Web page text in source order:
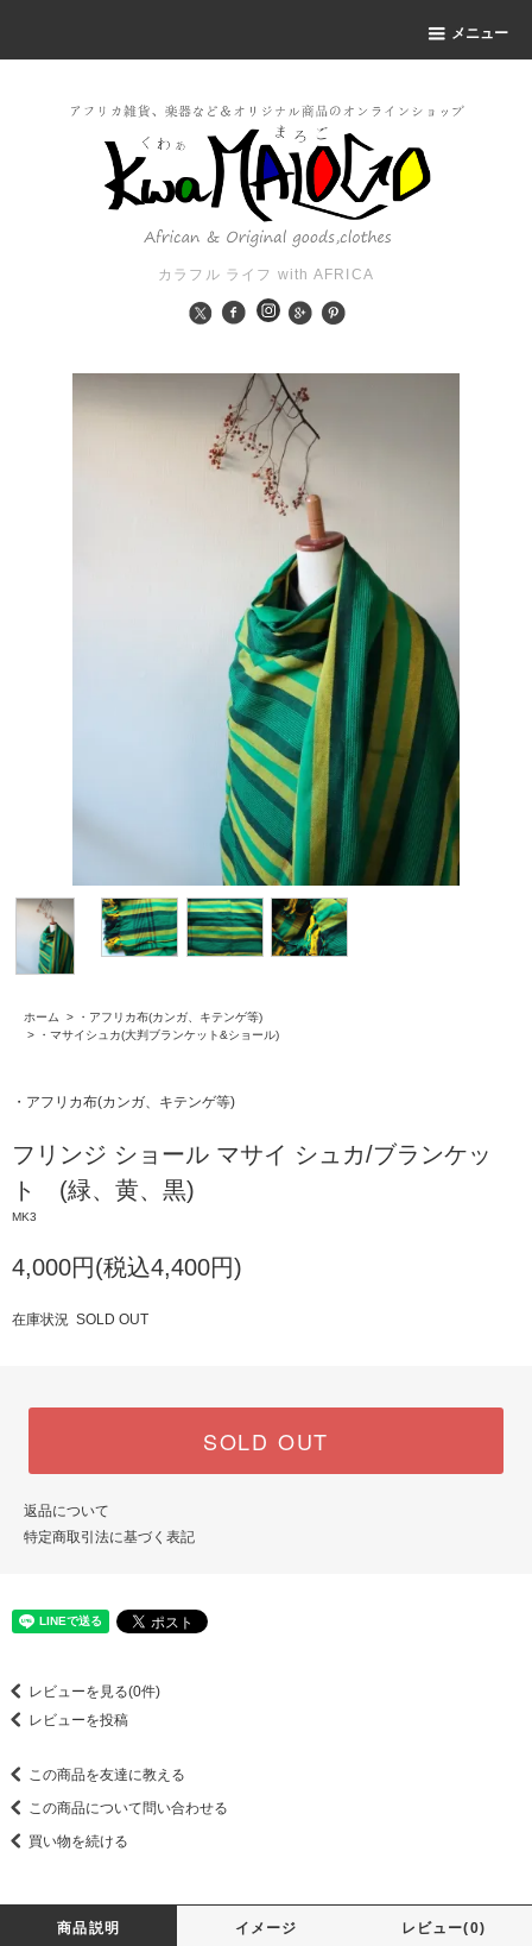
メニュー
カラフル ライフ with AFRICA
ホーム >
・アフリカ布(カンガ、キテンゲ等)
>
・マサイシュカ(大判ブランケット&ショール)
・アフリカ布(カンガ、キテンゲ等)
フリンジ ショール マサイ シュカ/ブランケッ
ト (緑、黄、黒)
MK3
4,000円(税込4,400円)
在庫状況 SOLD OUT
SOLD OUT
返品について
特定商取引法に基づく表記
レビューを見る(0件)
レビューを投稿
この商品を友達に教える
この商品について問い合わせる
買い物を続ける
商品説明 イメージ レビュー(0)